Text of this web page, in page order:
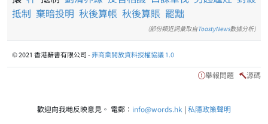
抵制 棄暗投明 秋後算帳 秋後算賬 罷黜
(部份類近詞彙取自ToastyNews數據分析)
© 2021 香港辭書有限公司 -非商業開放資料授權協議 1.0
舉報問題 源碼
歡迎向我哋反映意見。 電郵： info@words.hk | 私隱政策聲明